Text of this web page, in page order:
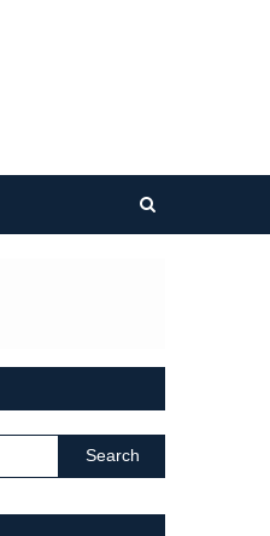
Search for: